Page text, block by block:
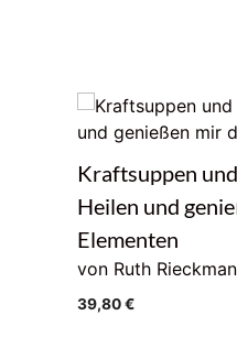
Kraftsuppen
Heilen und
Elementen
von Ruth
39,80€